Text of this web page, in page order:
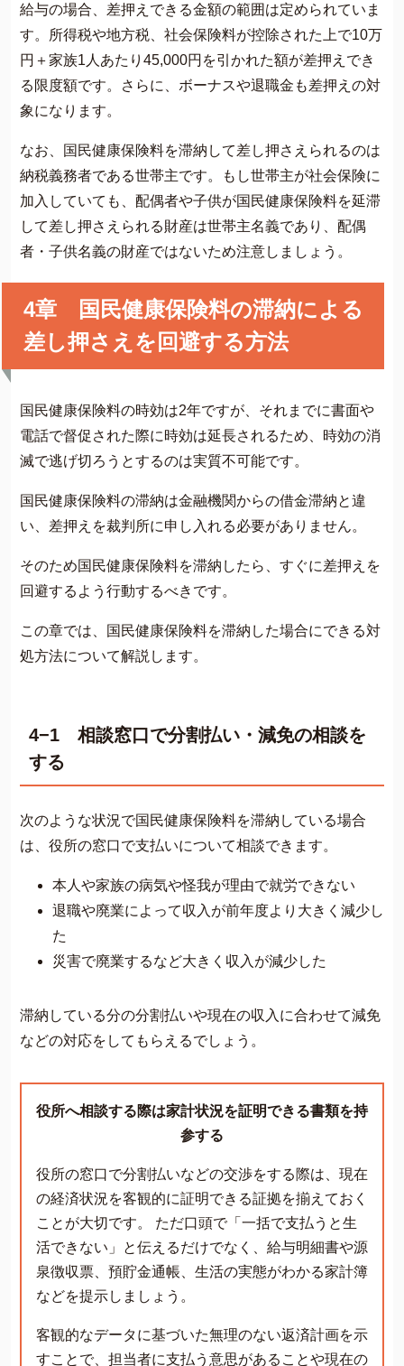
給与の場合、差押えできる金額の範囲は定められていま
す。所得税や地方税、社会保険料が控除された上で10万
円＋家族1人あたり45,000円を引かれた額が差押えでき
る限度額です。さらに、ボーナスや退職金も差押えの対
象になります。
なお、国民健康保険料を滞納して差し押さえられるのは
納税義務者である世帯主です。もし世帯主が社会保険に
加入していても、配偶者や子供が国民健康保険料を延滞
して差し押さえられる財産は世帯主名義であり、配偶
者・子供名義の財産ではないため注意しましょう。
4章 国民健康保険料の滞納による
差し押さえを回避する方法
国民健康保険料の時効は2年ですが、それまでに書面や
電話で督促された際に時効は延長されるため、時効の消
滅で逃げ切ろうとするのは実質不可能です。
国民健康保険料の滞納は金融機関からの借金滞納と違
い、差押えを裁判所に申し入れる必要がありません。
そのため国民健康保険料を滞納したら、すぐに差押えを
回避するよう行動するべきです。
この章では、国民健康保険料を滞納した場合にできる対
処方法について解説します。
4−1 相談窓口で分割払い・減免の相談を
する
次のような状況で国民健康保険料を滞納している場合
は、役所の窓口で支払いについて相談できます。
本人や家族の病気や怪我が理由で就労できない
退職や廃業によって収入が前年度より大きく減少し
た
災害で廃業するなど大きく収入が減少した
滞納している分の分割払いや現在の収入に合わせて減免
などの対応をしてもらえるでしょう。
役所へ相談する際は家計状況を証明できる書類を持
参する
役所の窓口で分割払いなどの交渉をする際は、現在
の経済状況を客観的に証明できる証拠を揃えておく
ことが大切です。 ただ口頭で「一括で支払うと生
活できない」と伝えるだけでなく、給与明細書や源
泉徴収票、預貯金通帳、生活の実態がわかる家計簿
などを提示しましょう。
客観的なデータに基づいた無理のない返済計画を示
すことで、担当者に支払う意思があることや現在の